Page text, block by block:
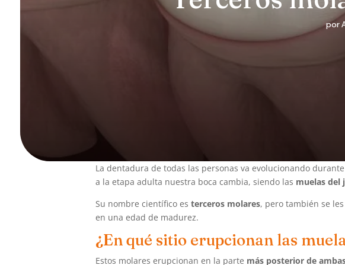
por
La dentadura de todas las personas va evolucionando
a la etapa adulta nuestra boca cambia, siendo las muelas del
Su nombre científico esterceros molares, pero también se
en una edad de madurez.
¿En qué sitio erupcionan las
Estos molares erupcionan en la parte más posterior de